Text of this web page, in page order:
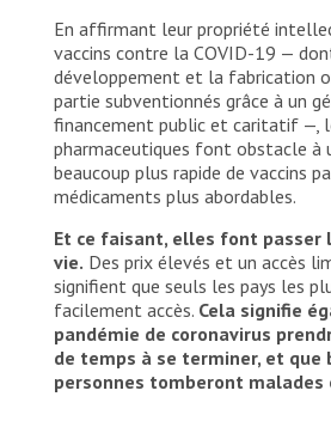
En affirmant leur propriété
vaccins contre la COVID-19 —
développement et la fabrication
partie subventionnés grâce à un
financement public et caritatif —,
pharmaceutiques font obstacle à
beaucoup plus rapide de vaccins
médicaments plus abordables.
Et ce faisant, elles font passer
vie. Des prix élevés et un accès
signifient que seuls les pays les
facilement accès. Cela signifie
pandémie de coronavirus
de temps à se terminer, et que
personnes tomberont